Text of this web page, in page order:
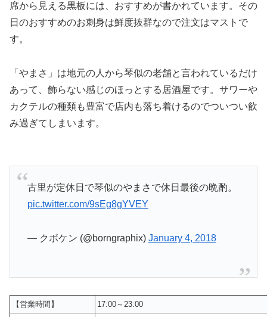
席から見える黒板には、おすすめが書かれています。その
日のおすすめのお刺身は鮮度抜群なので注文はマストで
す。
「やまさ」は地元の人から琴似の老舗と言われているだけ
あって、飾らない感じのほっとする居酒屋です。サワーや
カクテルの種類も豊富で店内も落ち着けるのでついつい飲
み過ぎてしまいます。
古里が定休日で琴似のやまさで休日最後の晩酌。
pic.twitter.com/9sEg8gYVEY
— クボケン (@borngraphix) January 4, 2018
【営業時間】
17:00～23:00